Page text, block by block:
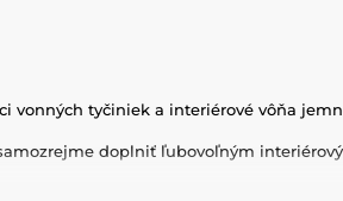
vonných tyčiniek a interiérové ​​vôňa
doplniť ľubovoľným